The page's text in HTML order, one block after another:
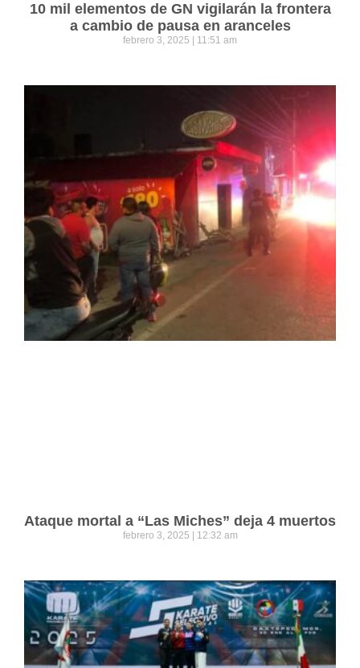
10 mil elementos de GN vigilarán la frontera
a cambio de pausa en aranceles
febrero 3, 2025 11:51 am
Ataque mortal a “Las Miches” deja 4 muertos
febrero 3, 2025 12:32 am